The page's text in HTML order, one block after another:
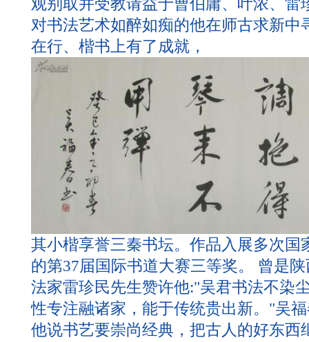
观别取并受教请益于曹伯庸、叶浓、雷
对书法艺术如醉如痴的他在师古求新中
在行、楷书上有了成就，
其小楷享誉三秦书坛。作品入展多次国
的第37届国际书道大赛三等奖。 曾是
法家雷珍民先生赞许他:"吴君书法不染
性专注融诸家，能于传统贵出新。"吴
他说书艺要崇尚经典，把古人的好东西